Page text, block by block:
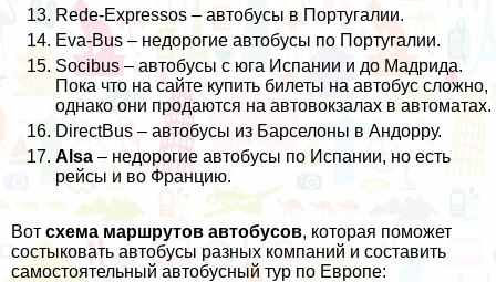
Rede-Expressos – автобусы в Португалии.
Eva-Bus – недорогие автобусы по Португалии.
Socibus – автобусы с юга Испании и до Мадрида.
Пока что на сайте купить билеты на автобус сложно,
однако они продаются на автовокзалах в автоматах.
DirectBus – автобусы из Барселоны в Андорру.
Alsa – недорогие автобусы по Испании, но есть
рейсы и во Францию.
Вот схема маршрутов автобусов, которая поможет
состыковать автобусы разных компаний и составить
самостоятельный автобусный тур по Европе: